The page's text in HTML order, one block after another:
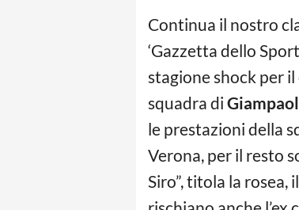
Continua il nostro
‘Gazzetta dello
stagione shock per
squadra di
le prestazioni della
Verona, per il resto
Siro”, titola la